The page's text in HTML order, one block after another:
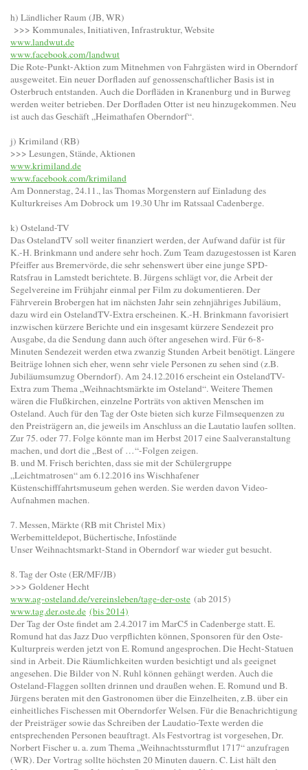
h) Ländlicher Raum (JB, WR)
>>> Kommunales, Initiativen, Infrastruktur, Website
www.landwut.de
www.facebook.com/landwut
Die Rote-Punkt-Aktion zum Mitnehmen von Fahrgästen wird in Oberndorf
ausgeweitet. Ein neuer Dorfladen auf genossenschaftlicher Basis ist in
Osterbruch entstanden. Auch die Dorfläden in Kranenburg und in Burweg
werden weiter betrieben. Der Dorfladen Otter ist neu hinzugekommen. Neu
ist auch das Geschäft „Heimathafen Oberndorf“.
j) Krimiland (RB)
>>> Lesungen, Stände, Aktionen
www.krimiland.de
www.facebook.com/krimiland
Am Donnerstag, 24.11., las Thomas Morgenstern auf Einladung des
Kulturkreises Am Dobrock um 19.30 Uhr im Ratssaal Cadenberge.
k) Osteland-TV
Das OstelandTV soll weiter finanziert werden, der Aufwand dafür ist für
K.-H. Brinkmann und andere sehr hoch. Zum Team dazugestossen ist Karen
Pfeiffer aus Bremervörde, die sehr sehenswert über eine junge SPD-
Ratsfrau in Lamstedt berichtete. B. Jürgens schlägt vor, die Arbeit der
Segelvereine im Frühjahr einmal per Film zu dokumentieren. Der
Fährverein Brobergen hat im nächsten Jahr sein zehnjähriges Jubiläum,
dazu wird ein OstelandTV-Extra erscheinen. K.-H. Brinkmann favorisiert
inzwischen kürzere Berichte und ein insgesamt kürzere Sendezeit pro
Ausgabe, da die Sendung dann auch öfter angesehen wird. Für 6-8-
Minuten Sendezeit werden etwa zwanzig Stunden Arbeit benötigt. Längere
Beiträge lohnen sich eher, wenn sehr viele Personen zu sehen sind (z.B.
Jubiläumsumzug Oberndorf). Am 24.12.2016 erscheint ein OstelandTV-
Extra zum Thema „Weihnachtsmärkte im Osteland“. Weitere Themen
wären die Flußkirchen, einzelne Porträts von aktiven Menschen im
Osteland. Auch für den Tag der Oste bieten sich kurze Filmsequenzen zu
den Preisträgern an, die jeweils im Anschluss an die Lautatio laufen sollten.
Zur 75. oder 77. Folge könnte man im Herbst 2017 eine Saalveranstaltung
machen, und dort die „Best of …“-Folgen zeigen.
B. und M. Frisch berichten, dass sie mit der Schülergruppe
„Leichtmatrosen“ am 6.12.2016 ins Wischhafener
Küstenschifffahrtsmuseum gehen werden. Sie werden davon Video-
Aufnahmen machen.
7. Messen, Märkte (RB mit Christel Mix)
Werbemitteldepot, Büchertische, Infostände
Unser Weihnachtsmarkt-Stand in Oberndorf war wieder gut besucht.
8. Tag der Oste (ER/MF/JB)
>>> Goldener Hecht
www.ag-osteland.de/vereinsleben/tage-der-oste (ab 2015)
www.tag.der.oste.de (bis 2014)
Der Tag der Oste findet am 2.4.2017 im MarC5 in Cadenberge statt. E.
Romund hat das Jazz Duo verpflichten können, Sponsoren für den Oste-
Kulturpreis werden jetzt von E. Romund angesprochen. Die Hecht-Statuen
sind in Arbeit. Die Räumlichkeiten wurden besichtigt und als geeignet
angesehen. Die Bilder von N. Ruhl können gehängt werden. Auch die
Osteland-Flaggen sollten drinnen und draußen wehen. E. Romund und B.
Jürgens beraten mit den Gastronomen über die Einzelheiten, z.B. über ein
einheitliches Fischessen mit Oberndorfer Welsen. Für die Benachrichtigung
der Preisträger sowie das Schreiben der Laudatio-Texte werden die
entsprechenden Personen beauftragt. Als Festvortrag ist vorgesehen, Dr.
Norbert Fischer u. a. zum Thema „Weihnachtssturmflut 1717“ anzufragen
(WR). Der Vortrag sollte höchsten 20 Minuten dauern. C. List hält den